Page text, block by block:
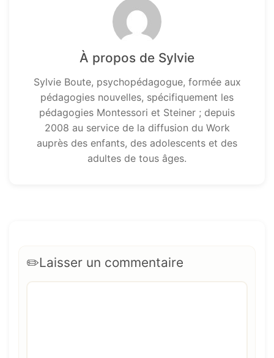
À propos de Sylvie
Sylvie Boute, psychopédagogue, formée aux
pédagogies nouvelles, spécifiquement les
pédagogies Montessori et Steiner ; depuis
2008 au service de la diffusion du Work
auprès des enfants, des adolescents et des
adultes de tous âges.
Laisser un commentaire